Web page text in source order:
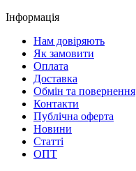
Інформація
Нам довіряють
Як замовити
Оплата
Доставка
Обмін та повернення
Контакти
Публічна оферта
Новини
Статті
ОПТ